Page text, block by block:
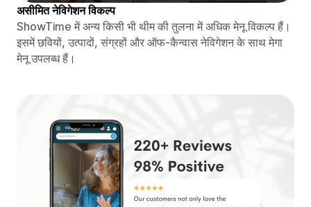
असीमित नेविगेशन विकल्प
ShowTime में अन्य किसी भी थीम की तुलना में अधिक मेनू विकल्प हैं।
इसमें छवियों, उत्पादों, संग्रहों और ऑफ-कैन्वास नेविगेशन के साथ मेगा
मेनू उपलब्ध हैं।